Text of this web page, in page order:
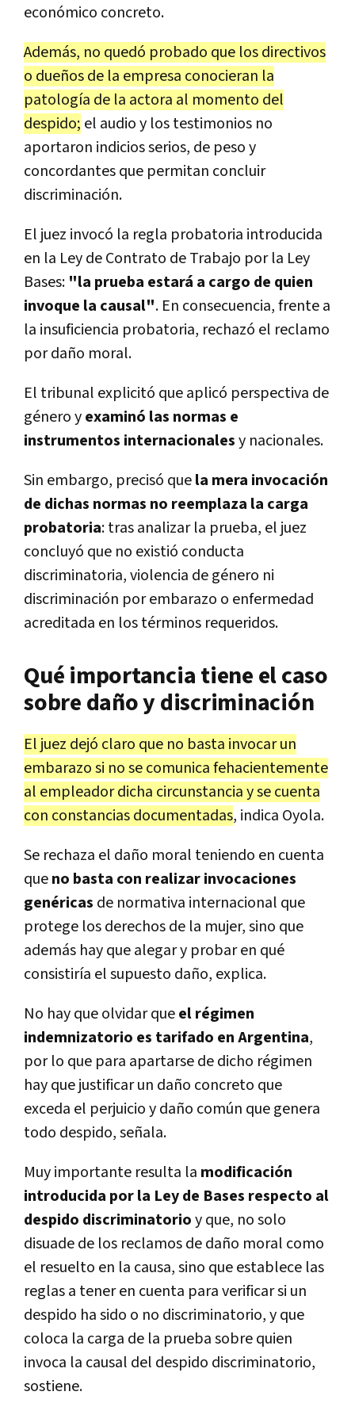
económico concreto.
Además, no quedó probado que los directivos
o dueños de la empresa conocieran la
patología de la actora al momento del
despido; el audio y los testimonios no
aportaron indicios serios, de peso y
concordantes que permitan concluir
discriminación.
El juez invocó la regla probatoria introducida
en la Ley de Contrato de Trabajo por la Ley
Bases: "la prueba estará a cargo de quien
invoque la causal". En consecuencia, frente a
la insuficiencia probatoria, rechazó el reclamo
por daño moral.
El tribunal explicitó que aplicó perspectiva de
género yexaminó las normas e
instrumentos internacionalesy nacionales.
Sin embargo, precisó quela mera invocación
de dichas normas no reemplaza la carga
probatoria: tras analizar la prueba, el juez
concluyó que no existió conducta
discriminatoria, violencia de género ni
discriminación por embarazo o enfermedad
acreditada en los términos requeridos.
Qué importancia tiene el caso
sobre daño y discriminación
El juez dejó claro que no basta invocar un
embarazo si no se comunica fehacientemente
al empleador dicha circunstancia y se cuenta
con constancias documentadas, indica Oyola.
Se rechaza el daño moral teniendo en cuenta
queno basta con realizar invocaciones
genéricas de normativa internacional que
protege los derechos de la mujer, sino que
además hay que alegar y probar en qué
consistiría el supuesto daño, explica.
No hay que olvidar queel régimen
indemnizatorio es tarifado en Argentina,
por lo que para apartarse de dicho régimen
hay que justificar un daño concreto que
exceda el perjuicio y daño común que genera
todo despido, señala.
Muy importante resulta la modificación
introducida por la Ley de Bases respecto al
despido discriminatorioy que, no solo
disuade de los reclamos de daño moral como
el resuelto en la causa, sino que establece las
reglas a tener en cuenta para verificar si un
despido ha sido o no discriminatorio, y que
coloca la carga de la prueba sobre quien
invoca la causal del despido discriminatorio,
sostiene.